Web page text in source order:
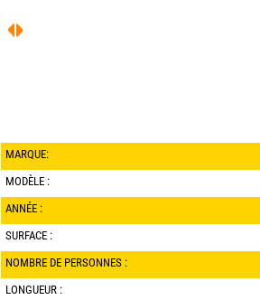
MARQUE:
MODÈLE :
ANNÉE :
SURFACE :
NOMBRE DE PERSONNES :
LONGUEUR :